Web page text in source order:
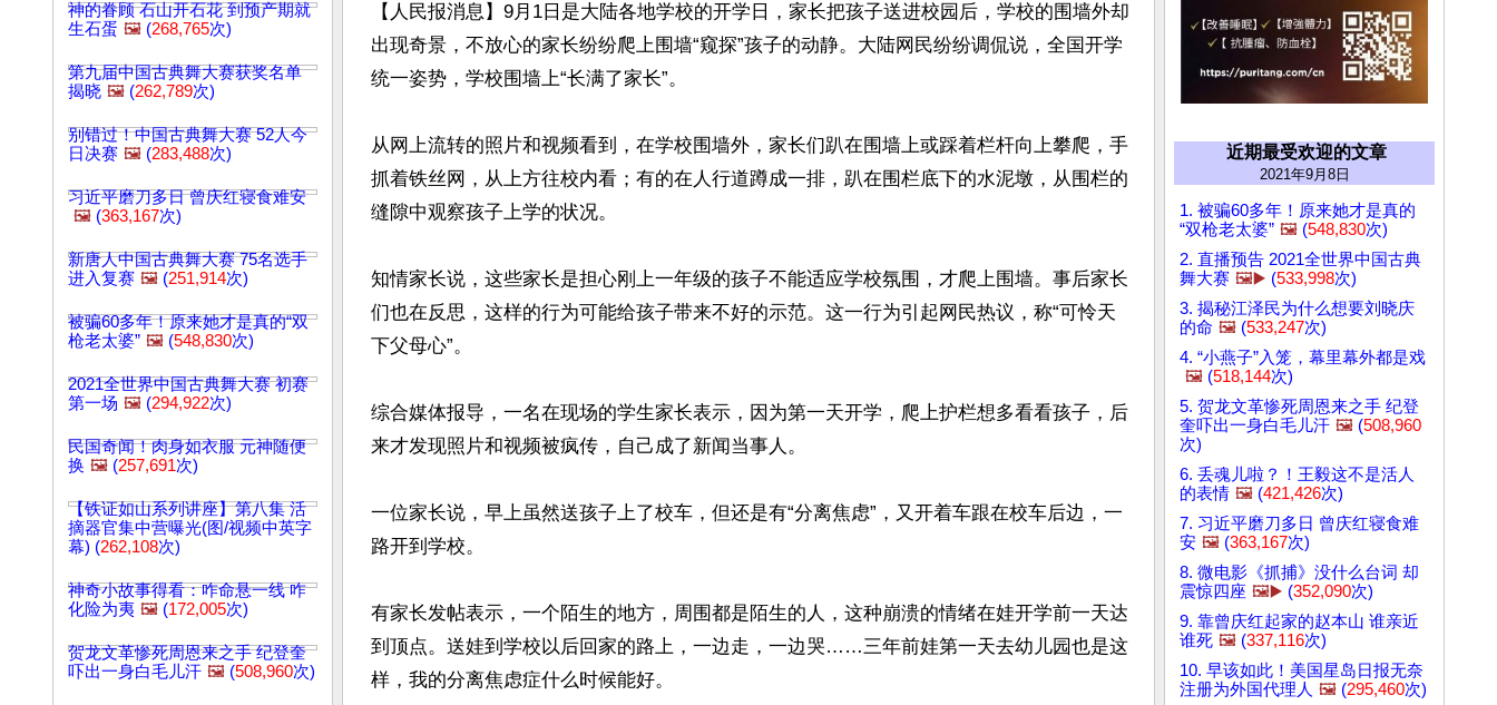
神的眷顾 石山开石花 到预产期就
生石蛋 🖼️ (268,765次)
第九届中国古典舞大赛获奖名单
揭晓 🖼️ (262,789次)
别错过！中国古典舞大赛 52人今
日决赛 🖼️ (283,488次)
习近平磨刀多日 曾庆红寝食难安
🖼️ (363,167次)
新唐人中国古典舞大赛 75名选手
进入复赛 🖼️ (251,914次)
被骗60多年！原来她才是真的“双
枪老太婆” 🖼️ (548,830次)
2021全世界中国古典舞大赛 初赛
第一场 🖼️ (294,922次)
民国奇闻！肉身如衣服 元神随便
换 🖼️ (257,691次)
【铁证如山系列讲座】第八集 活
摘器官集中营曝光(图/视频中英字
幕) (262,108次)
神奇小故事得看：咋命悬一线 咋
化险为夷 🖼️ (172,005次)
贺龙文革惨死周恩来之手 纪登奎
吓出一身白毛儿汗 🖼️ (508,960次)
【人民报消息】9月1日是大陆各地学校的开学日，家长把孩子送进校园后，学校的围墙外却
出现奇景，不放心的家长纷纷爬上围墙“窥探”孩子的动静。大陆网民纷纷调侃说，全国开学
统一姿势，学校围墙上“长满了家长”。
从网上流转的照片和视频看到，在学校围墙外，家长们趴在围墙上或踩着栏杆向上攀爬，手
抓着铁丝网，从上方往校内看；有的在人行道蹲成一排，趴在围栏底下的水泥墩，从围栏的
缝隙中观察孩子上学的状况。
知情家长说，这些家长是担心刚上一年级的孩子不能适应学校氛围，才爬上围墙。事后家长
们也在反思，这样的行为可能给孩子带来不好的示范。这一行为引起网民热议，称“可怜天
下父母心”。
综合媒体报导，一名在现场的学生家长表示，因为第一天开学，爬上护栏想多看看孩子，后
来才发现照片和视频被疯传，自己成了新闻当事人。
一位家长说，早上虽然送孩子上了校车，但还是有“分离焦虑”，又开着车跟在校车后边，一
路开到学校。
有家长发帖表示，一个陌生的地方，周围都是陌生的人，这种崩溃的情绪在娃开学前一天达
到顶点。送娃到学校以后回家的路上，一边走，一边哭……三年前娃第一天去幼儿园也是这
样，我的分离焦虑症什么时候能好。
近期最受欢迎的文章
2021年9月8日
1. 被骗60多年！原来她才是真的
“双枪老太婆” 🖼️ (548,830次)
2. 直播预告 2021全世界中国古典
舞大赛 🖼️▶️ (533,998次)
3. 揭秘江泽民为什么想要刘晓庆
的命 🖼️ (533,247次)
4. “小燕子”入笼，幕里幕外都是戏
🖼️ (518,144次)
5. 贺龙文革惨死周恩来之手 纪登
奎吓出一身白毛儿汗 🖼️ (508,960
次)
6. 丢魂儿啦？！王毅这不是活人
的表情 🖼️ (421,426次)
7. 习近平磨刀多日 曾庆红寝食难
安 🖼️ (363,167次)
8. 微电影《抓捕》没什么台词 却
震惊四座 🖼️▶️ (352,090次)
9. 靠曾庆红起家的赵本山 谁亲近
谁死 🖼️ (337,116次)
10. 早该如此！美国星岛日报无奈
注册为外国代理人 🖼️ (295,460次)